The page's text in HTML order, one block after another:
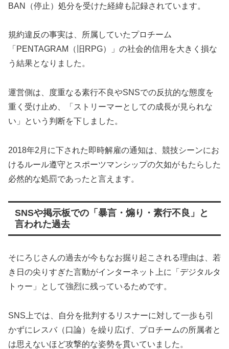
BAN（停止）処分を受けた経緯も記録されています。
規約違反の事実は、所属していたプロチーム
「PENTAGRAM（旧RPG）」の社会的信用を大きく損な
う結果となりました。
運営側は、度重なる素行不良やSNSでの反抗的な態度を
重く受け止め、「ストリーマーとしての成長が見られな
い」という判断を下しました。
2018年2月に下された即時解雇の通知は、競技シーンにお
けるルール遵守とスポーツマンシップの欠如がもたらした
必然的な処罰であったと言えます。
SNSや掲示板での「暴言・煽り・素行不良」と
言われた過去
そにろじさんの過去が今もなお掘り起こされる理由は、若
き日の尖りすぎた言動がインターネット上に「デジタルタ
トゥー」として強烈に残っているためです。
SNS上では、自分を批判するリスナーに対して一歩も引
かずにレスバ（口論）を繰り広げ、プロチームの所属者と
は思えないほど攻撃的な姿勢を貫いていました。